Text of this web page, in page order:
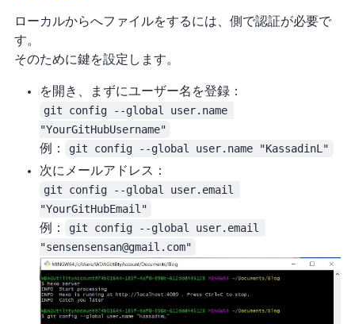
ローカルからGitHubへファイルをpushするには、GitHub側で認証が必要で
す。
そのためにSSH鍵を設定します。
Git Bashを開き、まずGitにGitHubユーザー名を登録：
git config --global user.name
"YourGitHubUsername"
例： git config --global user.name "KassadinL"
次にメールアドレス：
git config --global user.email
"YourGitHubEmail"
例：
git config --global user.email
"sensensensan@gmail.com"